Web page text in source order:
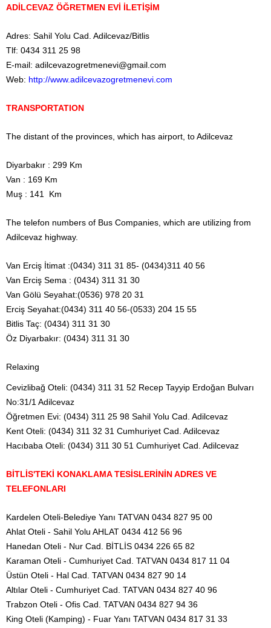
ADİLCEVAZ ÖĞRETMEN EVİ İLETİŞİM
Adres: Sahil Yolu Cad. Adilcevaz/Bitlis
Tlf: 0434 311 25 98
E-mail: adilcevazogretmenevi@gmail.com
Web: http://www.adilcevazogretmenevi.com
TRANSPORTATION
The distant of the provinces, which has airport, to Adilcevaz
Diyarbakır : 299 Km
Van : 169 Km
Muş : 141 Km
The telefon numbers of Bus Companies, which are utilizing from
Adilcevaz highway.
Van Erciş İtimat :(0434) 311 31 85- (0434)311 40 56
Van Erciş Sema : (0434) 311 31 30
Van Gölü Seyahat:(0536) 978 20 31
Erciş Seyahat:(0434) 311 40 56-(0533) 204 15 55
Bitlis Taç: (0434) 311 31 30
Öz Diyarbakır: (0434) 311 31 30
Relaxing
Cevizlibağ Oteli: (0434) 311 31 52 Recep Tayyip Erdoğan Bulvarı
No:31/1 Adilcevaz
Öğretmen Evi: (0434) 311 25 98 Sahil Yolu Cad. Adilcevaz
Kent Oteli: (0434) 311 32 31 Cumhuriyet Cad. Adilcevaz
Hacıbaba Oteli: (0434) 311 30 51 Cumhuriyet Cad. Adilcevaz
BİTLİS'TEKİ KONAKLAMA TESİSLERİNİN ADRES VE
TELEFONLARI
Kardelen Oteli-Belediye Yanı TATVAN 0434 827 95 00
Ahlat Oteli - Sahil Yolu AHLAT 0434 412 56 96
Hanedan Oteli - Nur Cad. BİTLİS 0434 226 65 82
Karaman Oteli - Cumhuriyet Cad. TATVAN 0434 817 11 04
Üstün Oteli - Hal Cad. TATVAN 0434 827 90 14
Altılar Oteli - Cumhuriyet Cad. TATVAN 0434 827 40 96
Trabzon Oteli - Ofis Cad. TATVAN 0434 827 94 36
King Oteli (Kamping) - Fuar Yanı TATVAN 0434 817 31 33